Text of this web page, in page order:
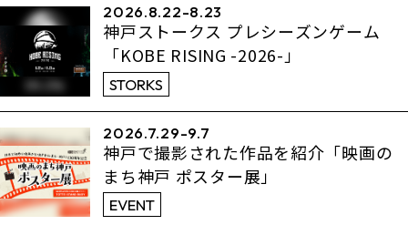
2026.8.22-8.23
神戸ストークス プレシーズンゲーム
「KOBE RISING -2026-」
STORKS
2026.7.29-9.7
神戸で撮影された作品を紹介「映画の
まち神戸 ポスター展」
EVENT